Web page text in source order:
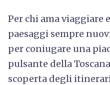
Per chi ama viaggiare
paesaggi sempre
per coniugare una
pulsante della
scoperta degli